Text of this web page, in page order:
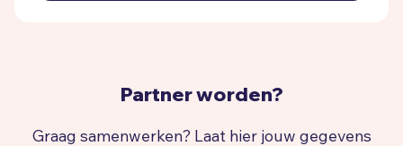
Partner worden?
Graag samenwerken? Laat hier jouw gegevens